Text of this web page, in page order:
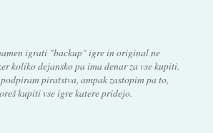
igrati "backup" igre in original ne
koliko dejansko pa ima denar za vse kupiti.
piratstva, ampak zastopim pa to,
kupiti vse igre katere pridejo.